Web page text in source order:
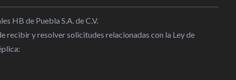
| 15:30
de seguridad ciudadana de
vehículo con predenuncia
HB de Puebla S.A. de C.V.
recibir y resolver solicitudes relacionadas con la Ley de